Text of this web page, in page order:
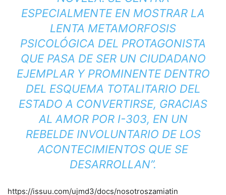
ESPECIALMENTE EN MOSTRAR LA
LENTA METAMORFOSIS
PSICOLÓGICA DEL PROTAGONISTA
QUE PASA DE SER UN CIUDADANO
EJEMPLAR Y PROMINENTE DENTRO
DEL ESQUEMA TOTALITARIO DEL
ESTADO A CONVERTIRSE, GRACIAS
AL AMOR POR I-303, EN UN
REBELDE INVOLUNTARIO DE LOS
ACONTECIMIENTOS QUE SE
DESARROLLAN”.
https://issuu.com/ujmd3/docs/nosotroszamiatin